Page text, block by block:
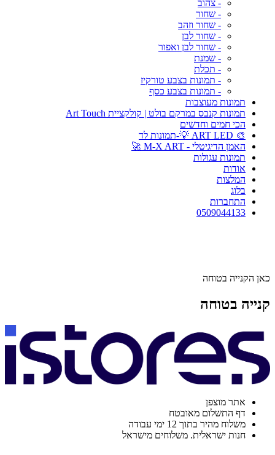
- צהוב
- שחור
- שחור וזהב
- שחור לבן
- שחור לבן ואפור
- שמנת
- תכלת
- תמונות בצבע טורקיז
- תמונות בצבע כסף
תמונות מעוצבות
תמונות קנבס במרקם בולט | קולקציית Art Touch
הכי חמים וחדשים
🎨 ART LED 💡-תמונות לד
האמן הדיגיטלי - M-X ART 🚀
תמונות עגולות
אודות
המלצות
בלוג
התחברות
0509044133
כאן הקנייה בטוחה
קנייה בטוחה
אתר מוצפן
דף התשלום מאובטח
משלוח מהיר בתוך 12 ימי עבודה
חנות ישראלית. משלוחים מישראל